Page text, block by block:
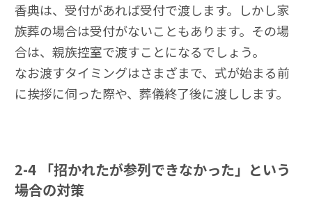
香典は、受付があれば受付で渡します。しかし家
族葬の場合は受付がないこともあります。その場
合は、親族控室で渡すことになるでしょう。
なお渡すタイミングはさまざまで、式が始まる前
に挨拶に伺った際や、葬儀終了後に渡しします。
2-4 「招かれたが参列できなかった」という
場合の対策